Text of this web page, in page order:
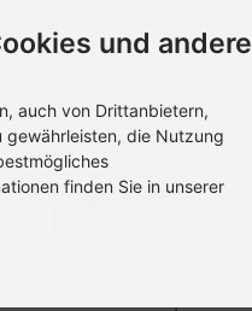
und andere
auch von Drittanbietern,
gewährleisten, die Nutzung
finden Sie in unserer